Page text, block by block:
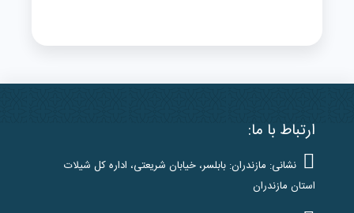
ارتباط با ما:
نشانی: مازندران: بابلسر، خیابان شریعتی، اداره کل شیلات
استان مازندران